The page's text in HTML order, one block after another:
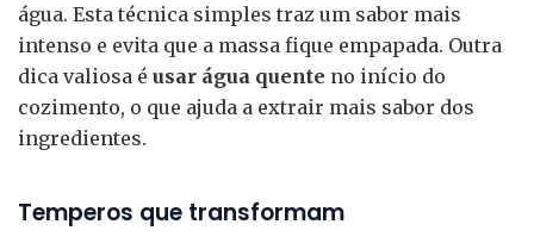
água. Esta técnica simples traz um sabor mais
intenso e evita que a massa fique empapada. Outra
dica valiosa é usar água quente no início do
cozimento, o que ajuda a extrair mais sabor dos
ingredientes.
Temperos que transformam